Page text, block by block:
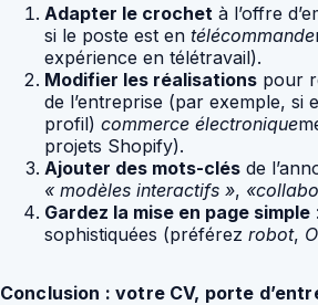
Adapter le crochet à l’offre
si le poste est en télécommande
expérience en télétravail).
Modifier les réalisations pour
de l’entreprise (par exemple, si
profil) commerce électronique
projets Shopify).
Ajouter des mots-clés de
« modèles interactifs »,
Gardez la mise en page simple
sophistiquées (préférez robot,
Conclusion : votre CV, porte